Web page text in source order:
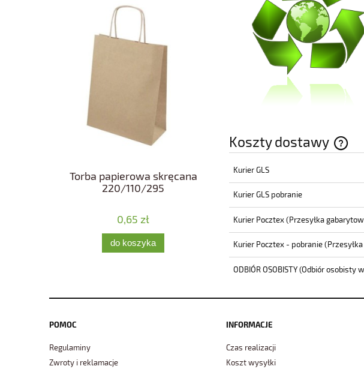
Torba papierowa skręcana
220/110/295
0,65 zł
do koszyka
Koszty dostawy
Kurier GLS
Kurier GLS pobranie
Kurier Pocztex(Przesyłka
Kurier Pocztex - pobranie
ODBIÓR OSOBISTY(Odbiór osobisty
POMOC
Regulaminy
Zwroty i reklamacje
INFORMACJE
Czas realizacji
Koszt wysyłki